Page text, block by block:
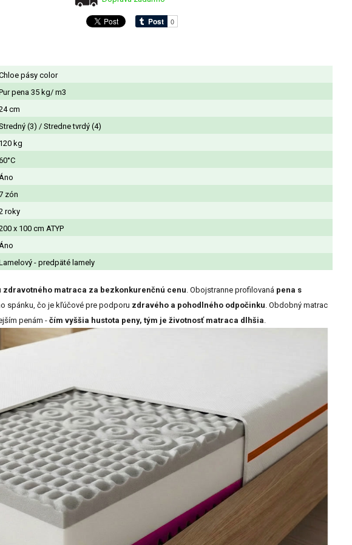
pásy color
pena 35 kg/ m3
cm
(3) / Stredne tvrdý (4)
120 kg
zón
roky
x 100 cm ATYP
- predpäté lamely
zdravotného matraca za bezkonkurenčnú cenu. Obojstranne profilovaná pena s
spánku, čo je kľúčové pre podporu zdravého a pohodlného odpočinku. Obdobný matrac
penám -čím vyššia hustota peny, tým je životnosť matraca dlhšia.